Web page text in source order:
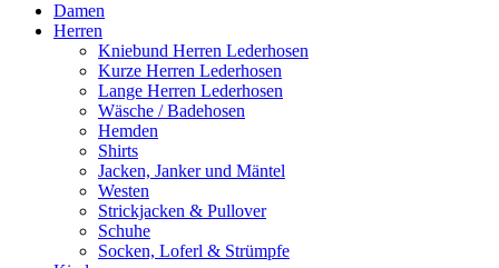
Damen
Herren
Kniebund Herren Lederhosen
Kurze Herren Lederhosen
Lange Herren Lederhosen
Wäsche / Badehosen
Hemden
Shirts
Jacken, Janker und Mäntel
Westen
Strickjacken & Pullover
Schuhe
Socken, Loferl & Strümpfe